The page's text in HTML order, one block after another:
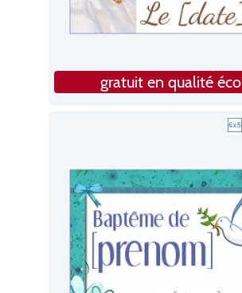
gratuit en qualité éco